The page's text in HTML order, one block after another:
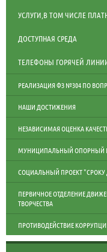
УСЛУГИ,В ТОМ ЧИСЛЕ
ДОСТУПНАЯ СРЕДА
ТЕЛЕФОНЫ ГОРЯЧЕЙ
РЕАЛИЗАЦИЯ ФЗ №304 ПО
НАШИ ДОСТИЖЕНИЯ
НЕЗАВИСИМАЯ ОЦЕНКА
МУНИЦИПАЛЬНЫЙ ОПОРНЫЙ
СОЦИАЛЬНЫЙ ПРОЕКТ
ПЕРВИЧНОЕ ОТДЕЛЕНИЕ
ТВОРЧЕСТВА
ПРОТИВОДЕЙСТВИЕ